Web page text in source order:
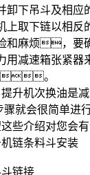
下吊斗及相
链以相反的
烦，要确
速箱张紧器
。
次换油是减少
就会很简单进
些介绍对您会
链条料斗安装